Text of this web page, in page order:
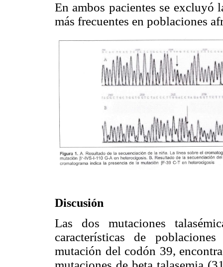
En ambos pacientes se excluyó
más frecuentes en poblaciones
Discusión
Las dos mutaciones
características de
mutación del codón 39,